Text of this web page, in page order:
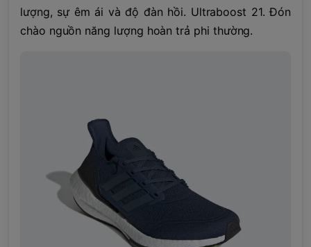
lượng, sự êm ái và độ đàn hồi. Ultraboost 21. Đón
chào nguồn năng lượng hoàn trả phi thường.